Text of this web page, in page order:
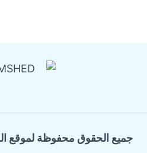
جميع الحقوق محفوظة لموقع